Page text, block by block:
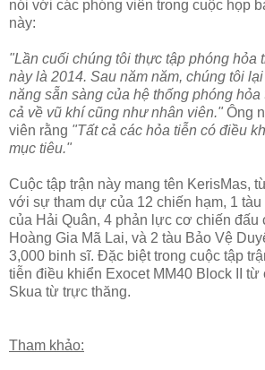
nói với các phóng viên trong cuộc họp
này:
"Lần cuối chúng tôi thực tập phóng hỏa
này là 2014. Sau năm năm, chúng tôi
năng sẵn sàng của hệ thống phóng
cả về vũ khí cũng như nhân viên." Ông
viên rằng "Tất cả các hỏa tiễn có điều
mục tiêu."
Cuộc tập trận này mang tên KerisMas,
với sự tham dự của 12 chiến hạm, 1 tàu
của Hải Quân, 4 phản lực cơ chiến đấu
Hoàng Gia Mã Lai, và 2 tàu Bảo Vệ
3,000 binh sĩ. Đặc biệt trong cuộc tập
tiễn điều khiển Exocet MM40 Block II từ
Skua từ trực thăng.
Tham khảo: